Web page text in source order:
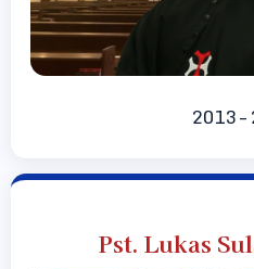
2013
Pst. Lukas